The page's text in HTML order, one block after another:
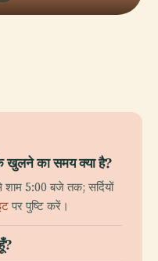
खुलने का समय क्या है?
5:00 बजे तक; सर्दियों
पर पुष्टि करें।